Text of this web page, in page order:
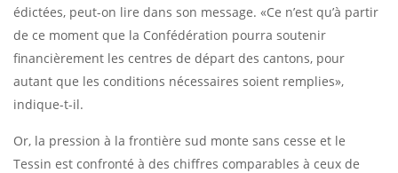
édictées, peut-on lire dans son message. «Ce n’est qu’à partir
de ce moment que la Confédération pourra soutenir
financièrement les centres de départ des cantons, pour
autant que les conditions nécessaires soient remplies»,
indique-t-il.
Or, la pression à la frontière sud monte sans cesse et le
Tessin est confronté à des chiffres comparables à ceux de